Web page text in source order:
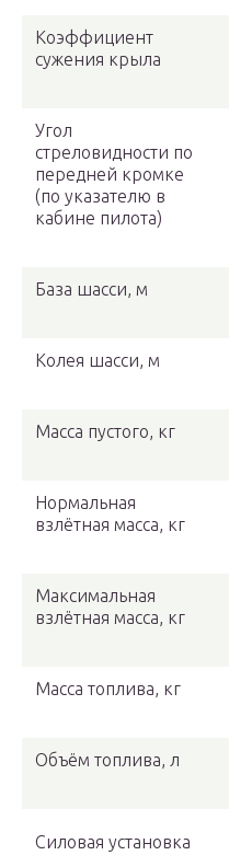
Коэффициент
сужения крыла
Угол
стреловидности по
передней кромке
(по указателю в
кабине пилота)
База шасси, м
Колея шасси, м
Масса пустого, кг
Нормальная
взлётная масса, кг
Максимальная
взлётная масса, кг
Масса топлива, кг
Объём топлива, л
Силовая установка